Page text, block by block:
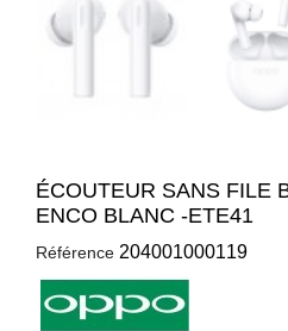
ÉCOUTEUR SANS FILE
ENCO BLANC -ETE41
Référence 204001000119